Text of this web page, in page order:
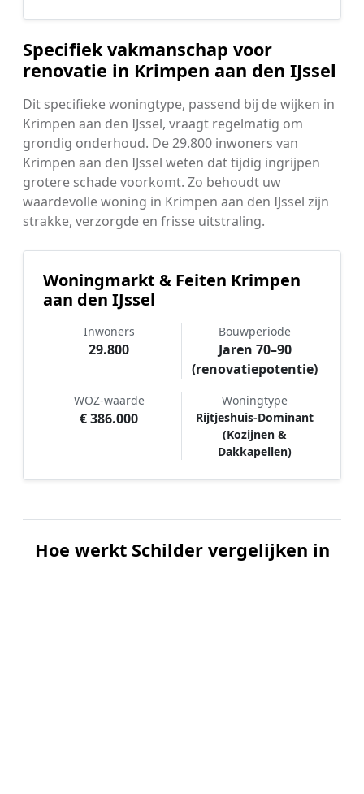
Specifiek vakmanschap voor
renovatie in Krimpen aan den IJssel
Dit specifieke woningtype, passend bij de wijken in
Krimpen aan den IJssel, vraagt regelmatig om
grondig onderhoud. De 29.800 inwoners van
Krimpen aan den IJssel weten dat tijdig ingrijpen
grotere schade voorkomt. Zo behoudt uw
waardevolle woning in Krimpen aan den IJssel zijn
strakke, verzorgde en frisse uitstraling.
Woningmarkt & Feiten Krimpen
aan den IJssel
Inwoners
29.800
Bouwperiode
Jaren 70–90
(renovatiepotentie)
WOZ-waarde
€ 386.000
Woningtype
Rijtjeshuis-Dominant
(Kozijnen &
Dakkapellen)
Hoe werkt Schilder vergelijken in